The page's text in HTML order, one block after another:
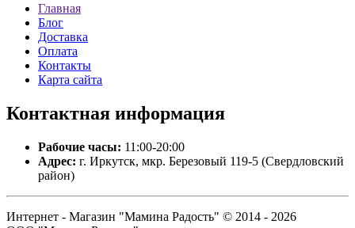
Главная
Блог
Доставка
Оплата
Контакты
Карта сайта
Контактная информация
Рабочие часы: 11:00-20:00
Адрес: г. Иркутск, мкр. Березовый 119-5 (Свердловский
район)
Интернет - Магазин "Мамина Радость" © 2014 - 2026